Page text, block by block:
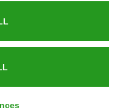
n.8 70123, BARI